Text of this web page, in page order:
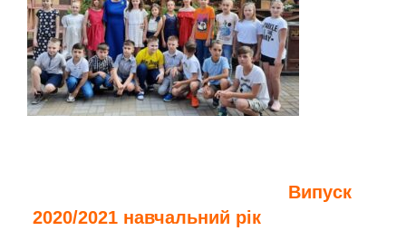
Випуск
2020/2021 навчальний рік